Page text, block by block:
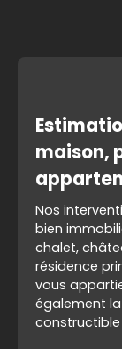
maison,
Nos
bien
chalet,
résidence
vous
également
constructible